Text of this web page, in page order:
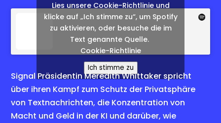
Lies unsere Cookie-Richtlinie und
klicke auf „Ich stimme zu“, um Spotify
zu aktivieren, oder besuche die im
Text genannte Quelle.
Cookie-Richtlinie
Ich stimme zu
Signal Präsidentin Meredith Whittaker spricht
über ihren Kampf zum Schutz der Privatsphäre
von Textnachrichten, die Konzentration von
Macht und Geld in der KI und darüber, wie